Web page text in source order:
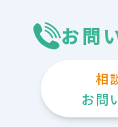
お問
相
お問